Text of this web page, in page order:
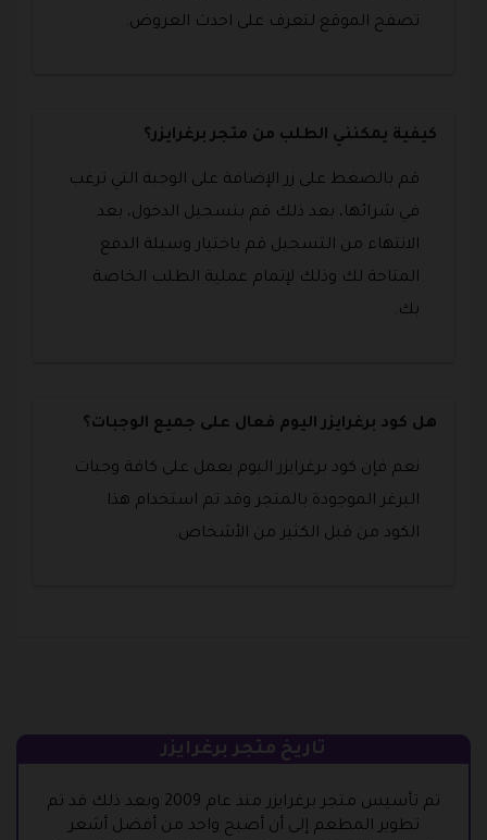
تصفح الموقع لتعرف على احدث العروض.
كيفية يمكنني الطلب من متجر برغرايزر؟
قم بالضغط على زر الإضافة على الوجبة التي ترغب
في شرائها، بعد ذلك قم بتسجيل الدخول، بعد
الانتهاء من التسجيل قم باختيار وسيلة الدفع
المتاحة لك وذلك لإتمام عملية الطلب الخاصة
بك.
هل كود برغرايزر اليوم فعال على جميع الوجبات؟
نعم فإن كود برغرايزر اليوم يعمل على كافة وجبات
البرغر الموجودة بالمتجر وقد تم استخدام هذا
الكود من قبل الكثير من الأشخاص.
تاريخ متجر برغرايزر
تم تأسيس متجر برغرايزر منذ عام 2009 وبعد ذلك قد تم
تطوير المطعم إلى أن أصبح واحد من أفضل أشعر